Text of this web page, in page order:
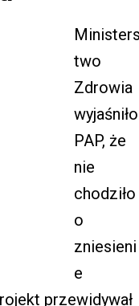
Ministers
two
Zdrowia
wyjaśniło
PAP, że
nie
chodziło
o
zniesieni
e
przewidywał